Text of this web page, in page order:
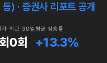
) · 증권사 리포트 공개
가 최근 30일
0회
평균 상승률
+13.3%